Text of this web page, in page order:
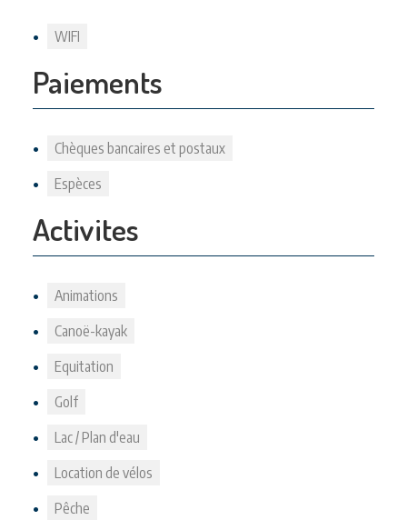
WIFI
Paiements
Chèques bancaires et postaux
Espèces
Activites
Animations
Canoë-kayak
Equitation
Golf
Lac / Plan d'eau
Location de vélos
Pêche